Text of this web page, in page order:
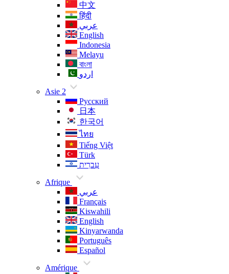
中文
हिंदी
عربي
English
Indonesia
Melayu
বাংলা
اردو
Asie 2
Русский
日本
한국어
ไทย
Tiếng Việt
Türk
עִברִית
Afrique
عربي
Français
Kiswahili
English
Kinyarwanda
Português
Español
Amérique